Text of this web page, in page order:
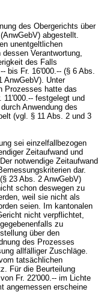
des Obergerichts über
abgestellt.
unentgeltlichen
Verantwortung,
des Falls
bis Fr. 16'000.-- (§ 6 Abs.
AnwGebV). Unter
Prozesses hatte das
11'000.-- festgelegt und
Anwendung des
(vgl. § 11 Abs. 2 und 3
sei einzelfallbezogen
Zeitaufwand und
notwendige Zeitaufwand
dar.
23 Abs. 2 AnwGebV)
schon deswegen zu
weil sie nicht als
seien. Im kantonalen
nicht verpflichtet,
zu
über den
des Prozesses
allfälliger Zuschläge.
tatsächlichen
Für die Beurteilung
Fr. 22'000.-- im Lichte
angemessen erscheine